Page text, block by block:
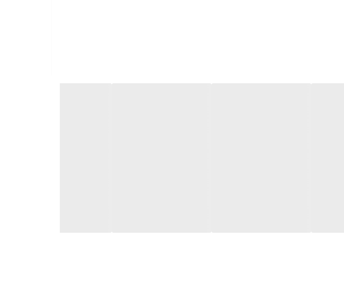
به بدن کمک می‌کنند تا با رادیکال‌های آزاد مبارزه و از آسیب‌هایی که به سلول‌ها می‌رسانند